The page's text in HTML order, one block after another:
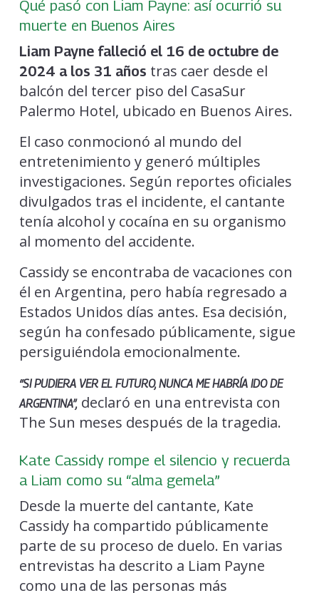
Qué pasó con Liam Payne: así ocurrió su
muerte en Buenos Aires
Liam Payne falleció el 16 de octubre de
2024 a los 31 años tras caer desde el
balcón del tercer piso del CasaSur
Palermo Hotel, ubicado en Buenos Aires.
El caso conmocionó al mundo del
entretenimiento y generó múltiples
investigaciones. Según reportes oficiales
divulgados tras el incidente, el cantante
tenía alcohol y cocaína en su organismo
al momento del accidente.
Cassidy se encontraba de vacaciones con
él en Argentina, pero había regresado a
Estados Unidos días antes. Esa decisión,
según ha confesado públicamente, sigue
persiguiéndola emocionalmente.
“SI PUDIERA VER EL FUTURO, NUNCA ME HABRÍA IDO DE
ARGENTINA”,declaró en una entrevista con
The Sun meses después de la tragedia.
Kate Cassidy rompe el silencio y recuerda
a Liam como su “alma gemela”
Desde la muerte del cantante, Kate
Cassidy ha compartido públicamente
parte de su proceso de duelo. En varias
entrevistas ha descrito a Liam Payne
como una de las personas más